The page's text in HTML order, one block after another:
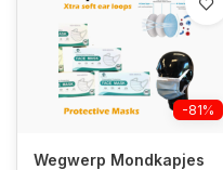
-81%
Wegwerp Mondkapjes